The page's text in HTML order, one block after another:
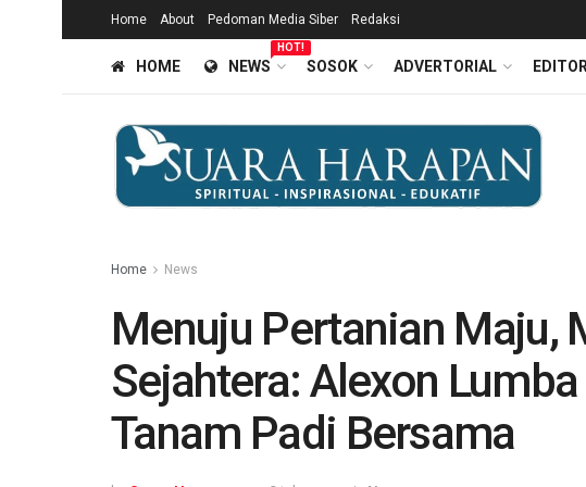
Home About Pedoman Media Siber Redaksi
HOME NEWS
HOT!
SOSOK ADVERTORIAL
Home News
Menuju Pertanian Maju,
Sejahtera: Alexon
Tanam Padi Bersama